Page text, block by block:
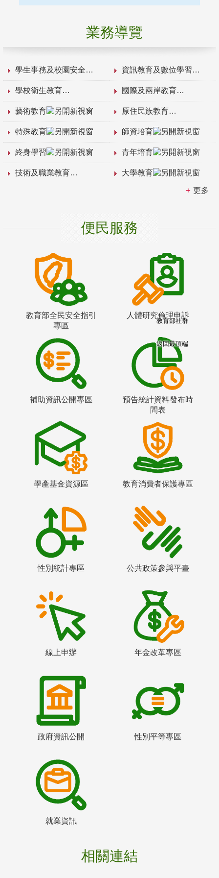
業務導覽
學生事務及校園安全 資訊教育及數位學習
學校衛生教育 國際及兩岸教育
藝術教育 原住民族教育
特殊教育 師資培育
終身學習 青年培育
技術及職業教育 大學教育
更多
便民服務
教育部全民安全指引
專區
人體研究倫理申訴
補助資訊公開專區
預告統計資料發布時
間表
學產基金資源區 教育消費者保護專區
性別統計專區 公共政策參與平臺
線上申辦 年金改革專區
政府資訊公開 性別平等專區
就業資訊
相關連結
教育部社群
返回最頂端